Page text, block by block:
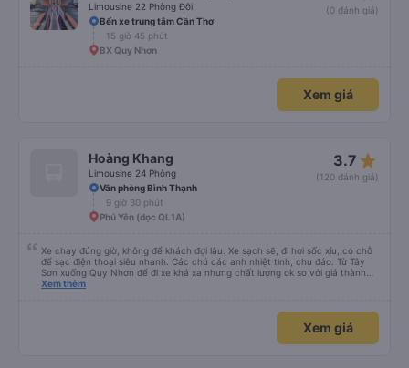
Limousine 22 Phòng Đôi
(0 đánh giá)
Bến xe trung tâm Cần Thơ
15 giờ 45 phút
BX Quy Nhơn
Xem giá
Hoàng Khang
Limousine 24 Phòng
3.7 star_rate
(120 đánh giá)
Văn phòng Bình Thạnh
9 giờ 30 phút
Phú Yên (dọc QL1A)
Xe chạy đúng giờ, không để khách đợi lâu. Xe sạch sẽ, đi hơi sốc xíu, có chỗ
để sạc điện thoại siêu nhanh. Các chú các anh nhiệt tình, chu đáo. Từ Tây
Sơn xuống Quy Nhơn để đi xe khá xa nhưng chất lượng ok so với giá thành
chung.
Xem thêm
Xem giá